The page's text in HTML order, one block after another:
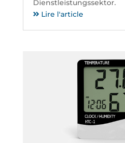
Dienstleistungssektor.
Lire l'article